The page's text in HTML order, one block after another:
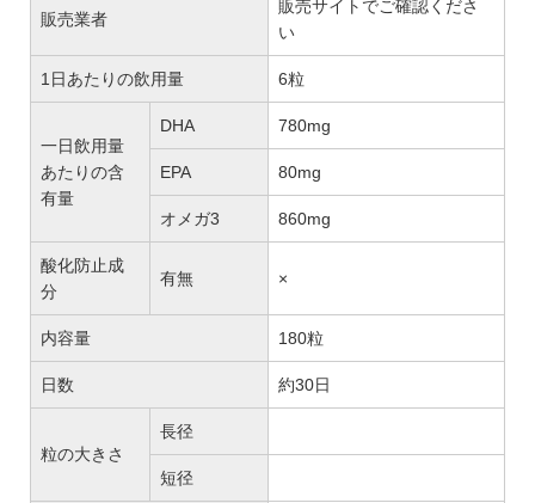
販売業者
販売サイトでご確認くださ
い
1日あたりの飲用量 6粒
一日飲用量
あたりの含
有量
DHA 780mg
EPA 80mg
オメガ3 860mg
酸化防止成
分
有無 ×
内容量 180粒
日数 約30日
粒の大きさ
長径
短径